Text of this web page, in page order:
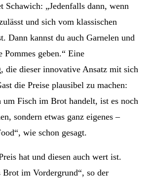
Schawich: „Jedenfalls dann, wenn
und sich vom klassischen
Dann kannst du auch Garnelen und
Pommes geben.“ Eine
die dieser innovative Ansatz mit sich
die Preise plausibel zu machen:
Fisch im Brot handelt, ist es noch
sondern etwas ganz eigenes –
wie schon gesagt.
hat und diesen auch wert ist.
Brot im Vordergrund“, so der